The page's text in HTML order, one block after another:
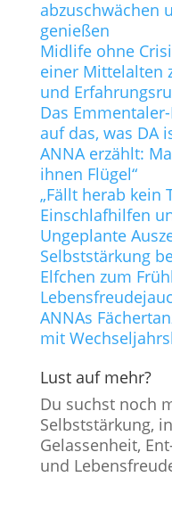
abzuschwächen
genießen
Midlife ohne
einer Mittelalten
und
Das
auf das, was DA
ANNA erzählt:
ihnen Flügel“
„Fällt herab kein
Einschlafhilfen
Ungeplante
Selbststärkung
Elfchen zum
ANNAs
mit
Lust auf mehr?
Du suchst noch
Selbststärkung,
Gelassenheit,
und